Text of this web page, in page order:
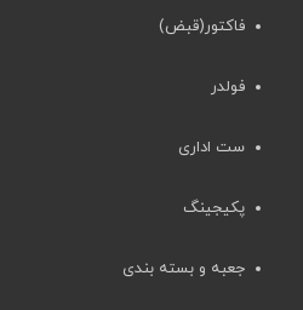
فاکتور(قبض)
فولدر
ست اداری
پکیجینگ
جعبه و بسته بندی